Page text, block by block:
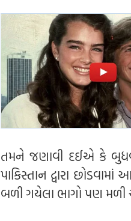
તમને જણાવી દઈએ કે
પાકિસ્તાન દ્વારા
બળી ગયેલા ભાગો પણ મળી